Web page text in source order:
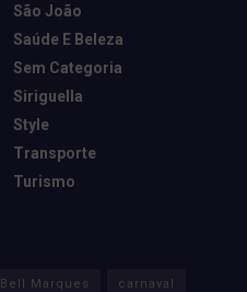
São João
Saúde E Beleza
Sem Categoria
Siriguella
Style
Transporte
Turismo
Bell Marques carnaval